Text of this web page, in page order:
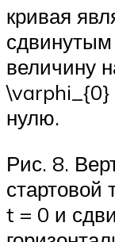
кривая
величину
\varphi_{0}
нулю.
Рис. 8.
стартовой
t = 0 и